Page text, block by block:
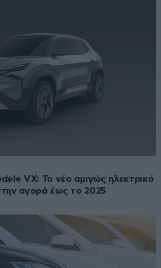
VX: Το νέο αμιγώς ηλεκτρικό
αγορά έως το 2025